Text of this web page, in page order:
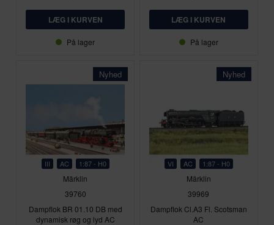
På lager På lager
Nyhed
III AC 1:87 - H0
Märklin
39760
Dampflok BR 01.10 DB med
dynamisk røg og lyd AC
Nyhed
VI AC 1:87 - H0
Märklin
39969
Dampflok Cl.A3 Fl. Scotsman
AC